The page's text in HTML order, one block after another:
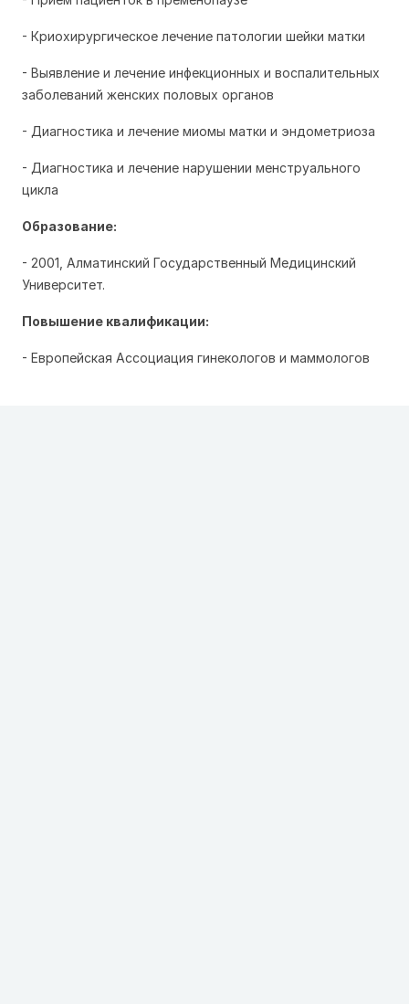
- Криохирургическое лечение патологии шейки матки
- Выявление и лечение инфекционных и воспалительных
заболеваний женских половых органов
- Диагностика и лечение миомы матки и эндометриоза
- Диагностика и лечение нарушении менструального
цикла
Образование:
- 2001, Алматинский Государственный Медицинский
Университет.
Повышение квалификации:
- Европейская Ассоциация гинекологов и маммологов